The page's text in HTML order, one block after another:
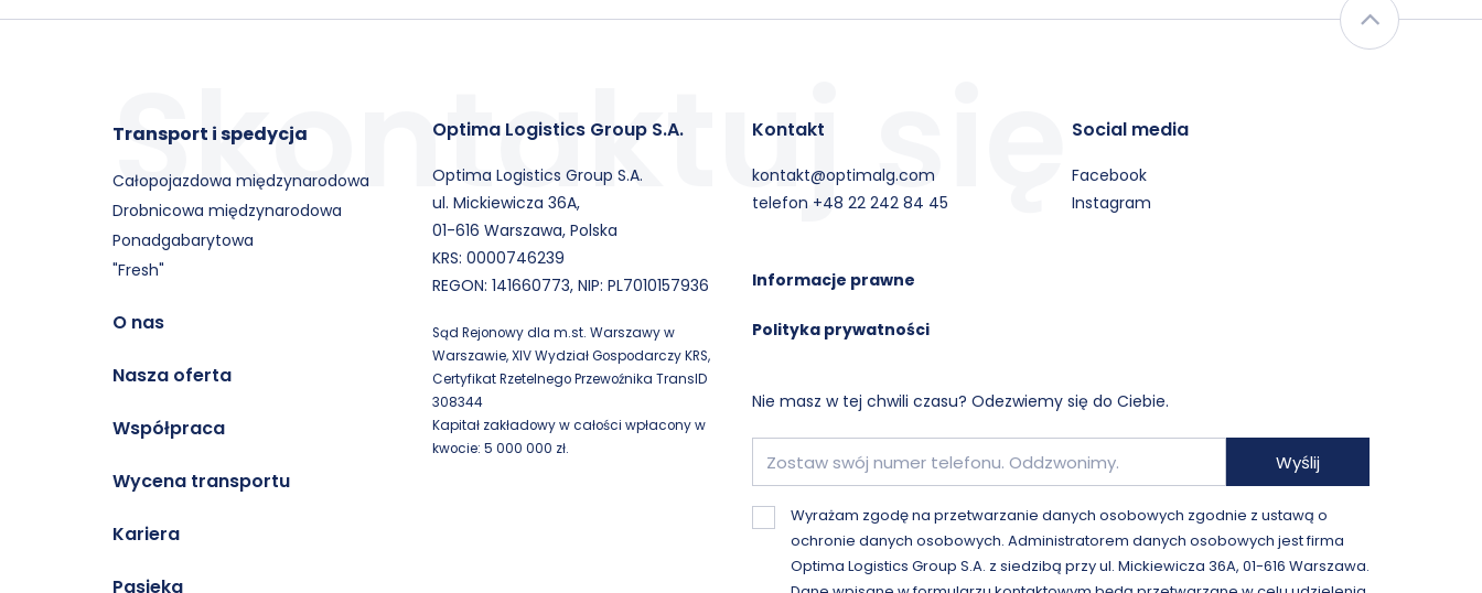
Optima Logistics Group S.A.
Optima Logistics Group S.A.
ul. Mickiewicza 36A,
01-616 Warszawa, Polska
KRS: 0000746239
REGON: 141660773, NIP: PL7010157936
Sąd Rejonowy dla m.st. Warszawy w
Warszawie, XIV Wydział Gospodarczy KRS,
Certyfikat Rzetelnego Przewoźnika TransID
308344
Kapitał zakładowy w całości wpłacony w
kwocie: 5 000 000 zł.
Kontakt
kontakt@optimalg.com
telefon +48 22 242 84 45
Informacje prawne
Polityka prywatności
Social media
Facebook
Instagram
Nie masz w tej chwili czasu? Odezwiemy się do Ciebie.
Wyślij
Wyrażam zgodę na przetwarzanie danych osobowych zgodnie z ustawą o
ochronie danych osobowych. Administratorem danych osobowych jest firma
Optima Logistics Group S.A. z siedzibą przy ul. Mickiewicza 36A, 01-616 Warszawa.
Transport i spedycja
Całopojazdowa międzynarodowa
Drobnicowa międzynarodowa
Ponadgabarytowa
"Fresh"
O nas
Nasza oferta
Współpraca
Wycena transportu
Kariera
Pasieka